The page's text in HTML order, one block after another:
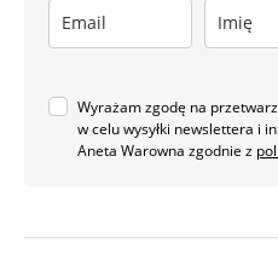
Wyrażam zgodę na
w celu wysyłki newslettera i
Aneta Warowna zgodnie z